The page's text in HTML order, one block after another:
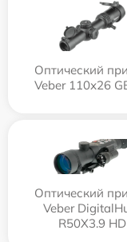
Оптический
Veber 110х26
Оптический
Veber
R50X3.9 HD